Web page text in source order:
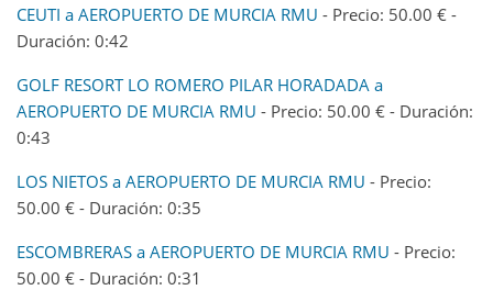
CEUTI a AEROPUERTO DE MURCIA RMU - Precio: 50.00 € -
Duración: 0:42
GOLF RESORT LO ROMERO PILAR HORADADA a
AEROPUERTO DE MURCIA RMU - Precio: 50.00 € - Duración:
0:43
LOS NIETOS a AEROPUERTO DE MURCIA RMU - Precio:
50.00 € - Duración: 0:35
ESCOMBRERAS a AEROPUERTO DE MURCIA RMU - Precio:
50.00 € - Duración: 0:31